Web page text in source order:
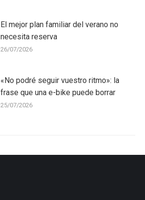
El mejor plan familiar del verano no
necesita reserva
26/07/2026
«No podré seguir vuestro ritmo»: la
frase que una e-bike puede borrar
25/07/2026